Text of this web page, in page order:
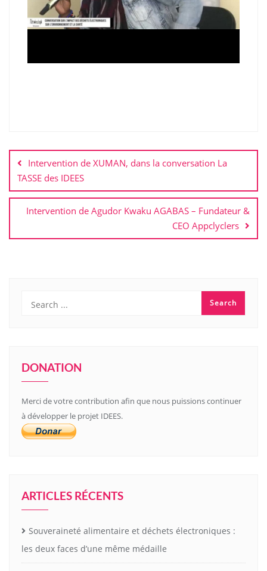
de
l’article
Intervention de XUMAN, dans la conversation La
TASSE des IDEES
Intervention de Agudor Kwaku AGABAS – Fundateur &
CEO Appclyclers
DONATION
Merci de votre contribution afin que nous puissions continuer
à développer le projet IDEES.
ARTICLES RÉCENTS
Souveraineté alimentaire et déchets électroniques :
les deux faces d’une même médaille